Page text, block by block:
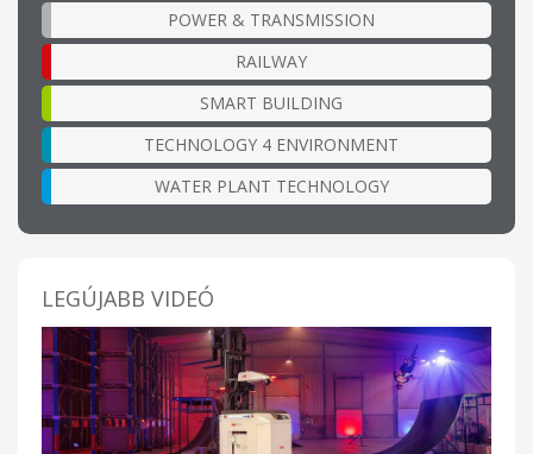
POWER & TRANSMISSION
RAILWAY
SMART BUILDING
TECHNOLOGY 4 ENVIRONMENT
WATER PLANT TECHNOLOGY
LEGÚJABB VIDEÓ